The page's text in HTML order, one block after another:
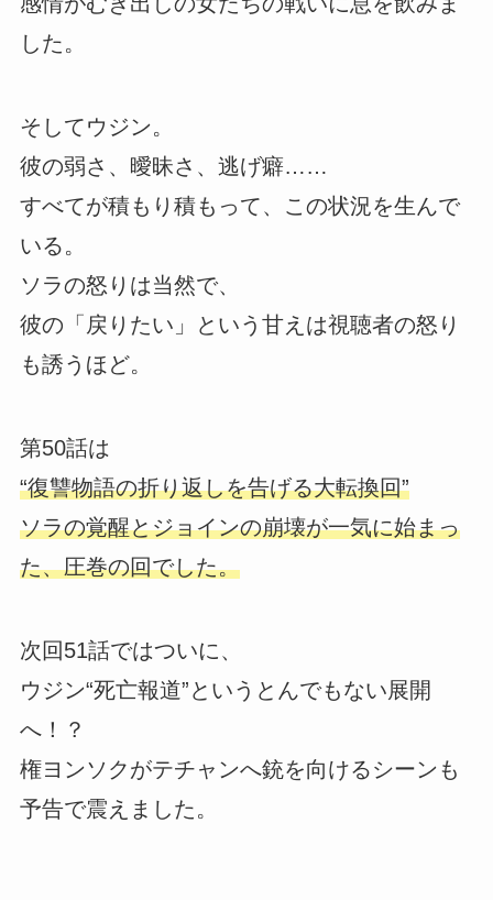
した。
そしてウジン。
彼の弱さ、曖昧さ、逃げ癖……
すべてが積もり積もって、この状況を生んで
いる。
ソラの怒りは当然で、
彼の「戻りたい」という甘えは視聴者の怒り
も誘うほど。
第50話は
“復讐物語の折り返しを告げる大転換回”
ソラの覚醒とジョインの崩壊が一気に始まっ
た、圧巻の回でした。
次回51話ではついに、
ウジン“死亡報道”というとんでもない展開
へ！？
権ヨンソクがテチャンへ銃を向けるシーンも
予告で震えました。